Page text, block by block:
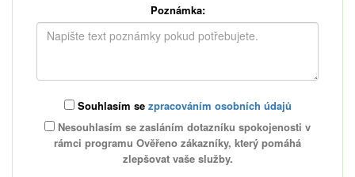
Poznámka:
Souhlasím se zpracováním osobních údajů
Nesouhlasím se zasláním dotazníku spokojenosti v
rámci programu Ověřeno zákazníky, který pomáhá
zlepšovat vaše služby.